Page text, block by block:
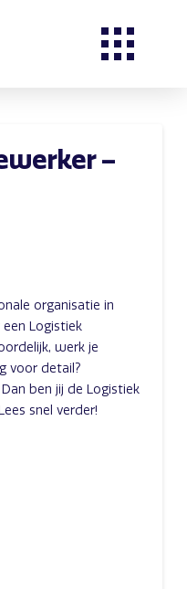
–
organisatie in
Logistiek
werk je
voor detail?
ben jij de Logistiek
snel verder!